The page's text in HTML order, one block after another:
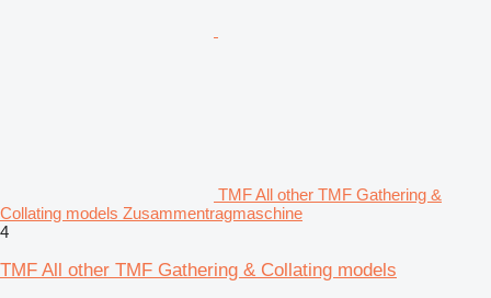
TMF All other TMF Gathering &
Collating models Zusammentragmaschine
4
TMF All other TMF Gathering & Collating models